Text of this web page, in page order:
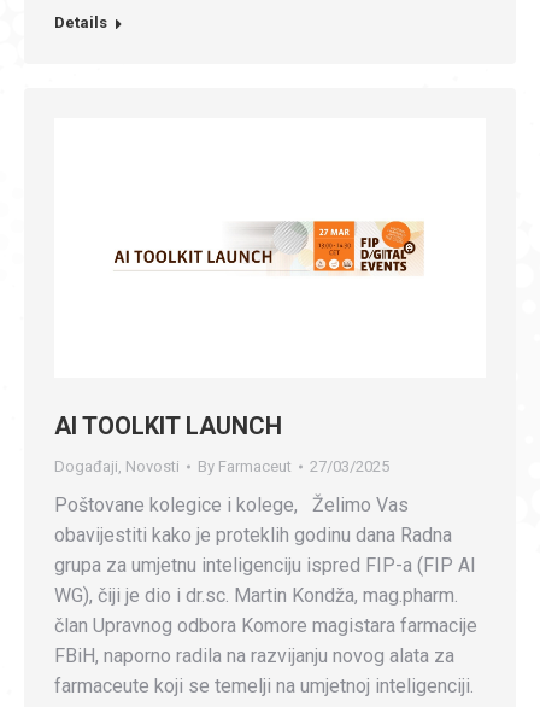
Details
AI TOOLKIT LAUNCH
Događaji Novosti By Farmaceut 27/03/2025
Poštovane kolegice i kolege, Želimo Vas
obavijestiti kako je proteklih godinu dana Radna
grupa za umjetnu inteligenciju ispred FIP-a (FIP AI
WG), čiji je dio i dr.sc. Martin Kondža, mag.pharm.
član Upravnog odbora Komore magistara farmacije
FBiH, naporno radila na razvijanju novog alata za
farmaceute koji se temelji na umjetnoj inteligenciji.